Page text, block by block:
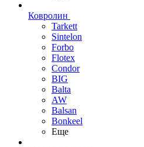
Ковролин
Tarkett
Sintelon
Forbo
Flotex
Condor
BIG
Balta
AW
Balsan
Bonkeel
Еще